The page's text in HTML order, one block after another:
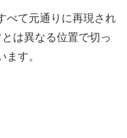
べて元通りに再現され
は異なる位置で切っ
す。